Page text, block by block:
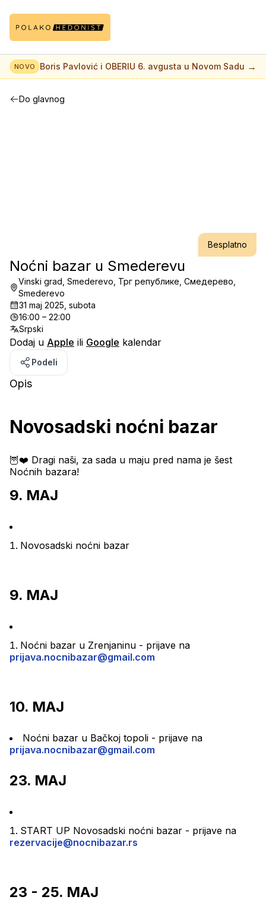
NOVO Boris Pavlović i OBERIU 6. avgusta u Novom Sadu →
Do glavnog
Besplatno
Noćni bazar u Smederevu
Vinski grad, Smederevo, Трг републике, Смедерево,
Smederevo
31 maj 2025, subota
16:00 – 22:00
Srpski
Dodaj u Apple ili Google kalendar
Podeli
Opis
Novosadski noćni bazar
🦉❤️ Dragi naši, za sada u maju pred nama je šest
Noćnih bazara!
9. MAJ
Novosadski noćni bazar
9. MAJ
prijava.nocnibazar@gmail.com
10. MAJ
prijava.nocnibazar@gmail.com
23. MAJ
rezervacije@nocnibazar.rs
23 - 25. MAJ